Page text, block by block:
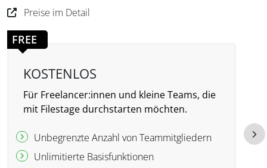
Preise im Detail
FREE
KOSTENLOS
Für Freelancer:innen und kleine Teams, die
mit Filestage durchstarten möchten.
Unbegrenzte Anzahl von Teammitgliedern
Unlimitierte Basisfunktionen